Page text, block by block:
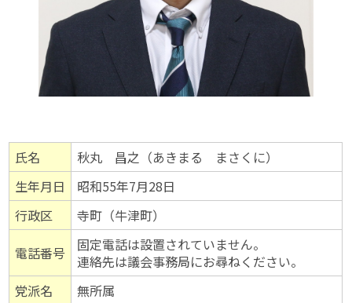
氏名
秋丸 昌之（あきまる まさくに）
生年月日
昭和55年7月28日
行政区
寺町（牛津町）
電話番号
固定電話は設置されていません。
連絡先は議会事務局にお尋ねください。
党派名
無所属